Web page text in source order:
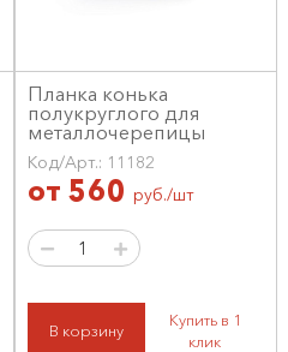
Планка конька
полукруглого для
металлочерепицы
Код/Арт.: 11182
от 560 руб./шт
В корзину
Купить в 1
клик